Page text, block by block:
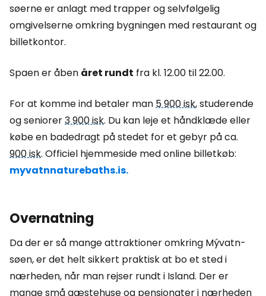
søerne er anlagt med trapper og selvfølgelig
omgivelserne omkring bygningen med restaurant og
billetkontor.
Spaen er åben året rundt fra kl. 12.00 til 22.00.
For at komme ind betaler man5 900 isk, studerende
og seniorer3 900 isk. Du kan leje et håndklæde eller
købe en badedragt på stedet for et gebyr på ca.
900 isk. Officiel hjemmeside med online billetkøb:
myvatnnaturebaths.is.
Overnatning
Da der er så mange attraktioner omkring Mývatn-
søen, er det helt sikkert praktisk at bo et sted i
nærheden, når man rejser rundt i Island. Der er
mange små gæstehuse og pensionater i nærheden